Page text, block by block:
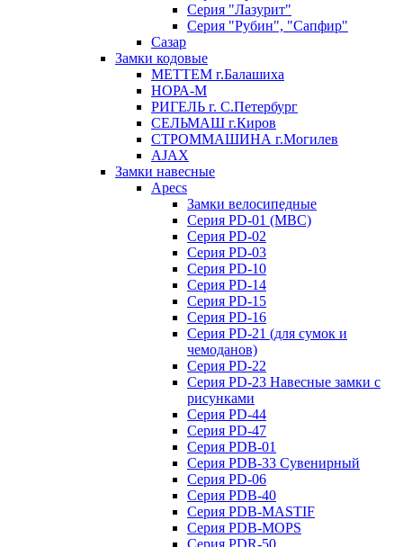
Серия "Лазурит"
Серия "Рубин", "Сапфир"
Сазар
Замки кодовые
МЕТТЕМ г.Балашиха
НОРА-М
РИГЕЛЬ г. С.Петербург
СЕЛЬМАШ г.Киров
СТРОММАШИНА г.Могилев
AJAX
Замки навесные
Apecs
Замки велосипедные
Серия PD-01 (МВС)
Серия PD-02
Серия PD-03
Серия PD-10
Серия PD-14
Серия PD-15
Серия PD-16
Серия PD-21 (для сумок и
чемоданов)
Серия PD-22
Серия PD-23 Навесные замки с
рисунками
Серия PD-44
Серия PD-47
Серия PDB-01
Серия PDB-33 Сувенирный
Серия PD-06
Серия PDB-40
Серия PDB-MASTIF
Серия PDB-MOPS
Серия PDR-50